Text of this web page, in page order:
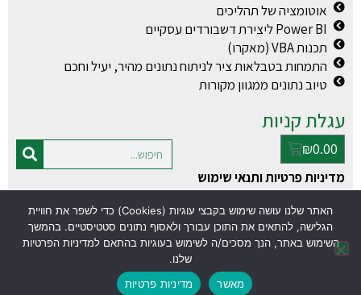
אוטומציה של תהליכים
Power BI ליצירת דשבורדים עסקיים
תכנות VBA (מאקרו)
התמחות בטבלאות ציר לניתוח נתונים מהיר, יעיל וחכם
טיוב נתונים ממגוון מקורות
עגלת קניות
₪0.00
מדיניות פרטיות ותנאי שימוש
© כל הזכויות שמורות למעין פולג
www.excel-vba.co.il
עסק טוב
בניית אתרים
האתר שלנו עושה שימוש בקבצי עוגיות (Cookies) כדי לשפר את חוויית
הגלישה, להתאים את התוכן עבורך ולאסוף נתונים סטטיסטיים. בהמשך
השימוש באתר, הנך מסכים/ה לשימוש בעוגיות בהתאם למדיניות הפרטיות
שלנו.
מאשר
מדיניות פרטיות